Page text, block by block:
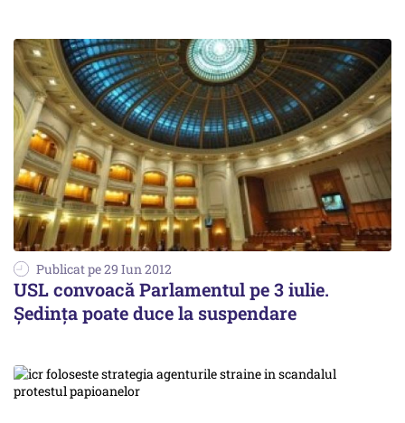
Publicat pe 29 Iun 2012
USL convoacă Parlamentul pe 3 iulie.
Ședința poate duce la suspendare